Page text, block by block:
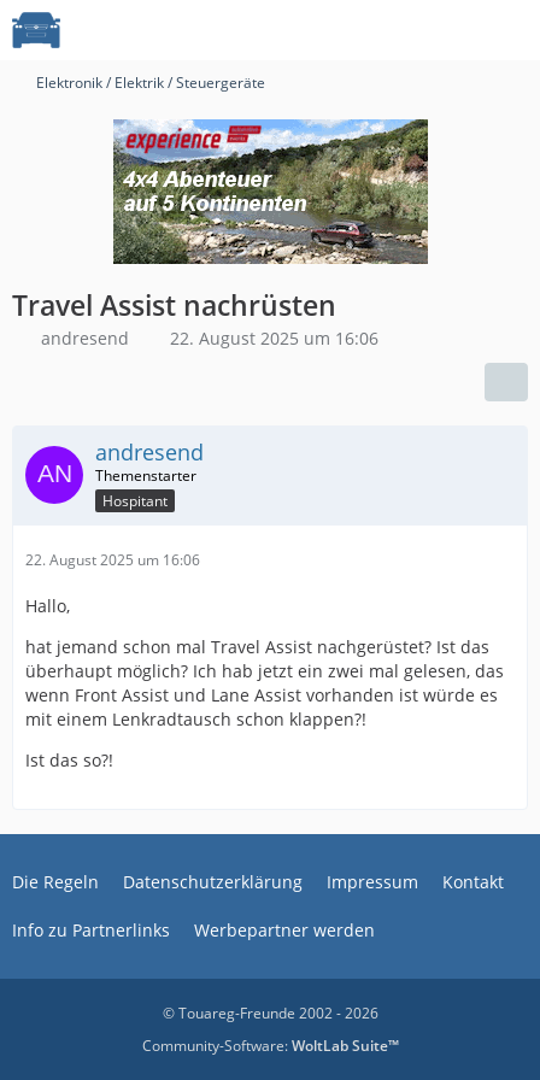
Elektronik / Elektrik / Steuergeräte
Travel Assist nachrüsten
andresend 22. August 2025 um 16:06
andresend
Hospitant
22. August 2025 um 16:06
Hallo,
hat jemand schon mal Travel Assist nachgerüstet? Ist das
überhaupt möglich? Ich hab jetzt ein zwei mal gelesen, das
wenn Front Assist und Lane Assist vorhanden ist würde es
mit einem Lenkradtausch schon klappen?!
Ist das so?!
Die Regeln Datenschutzerklärung Impressum Kontakt
Info zu Partnerlinks Werbepartner werden
© Touareg-Freunde 2002 - 2026
Community-Software:WoltLab Suite™